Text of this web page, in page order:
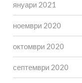
януари 2021
ноември 2020
октомври 2020
септември 2020